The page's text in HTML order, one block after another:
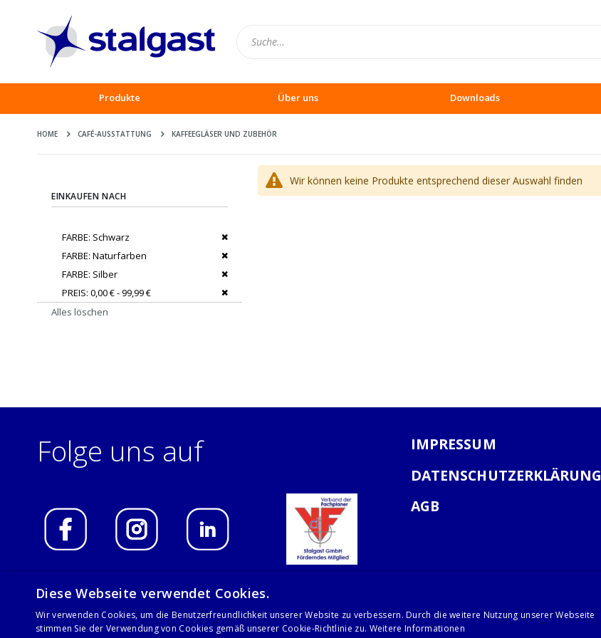
Produkte Über uns Downloads
HOME CAFÉ-AUSSTATTUNG KAFFEEGLÄSER UND ZUBEHÖR
Wir können keine Produkte entsprechend dieser Auswahl finden
EINKAUFEN NACH
FARBE Schwarz
Dies entfernen
FARBE Naturfarben
Dies entfernen
FARBE Silber
Dies entfernen
PREIS 0,00 € - 99,99 €
Dies entfernen
Alles löschen
Folge uns auf
IMPRESSUM
DATENSCHUTZERKLÄRUNG
AGB
© 2021 Stalgast GmbH
Diese Webseite verwendet Cookies.
Wir verwenden Cookies, um die Benutzerfreundlichkeit unserer Website zu verbessern. Durch die weitere Nutzung unserer Webseite
stimmen Sie der Verwendung von Cookies gemäß unserer Cookie-Richtlinie zu. Weitere Informationen